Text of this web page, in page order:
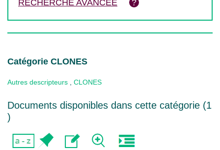
RECHERCHE AVANCÉE
Catégorie CLONES
Autres descripteurs CLONES
Documents disponibles dans cette catégorie (1
)